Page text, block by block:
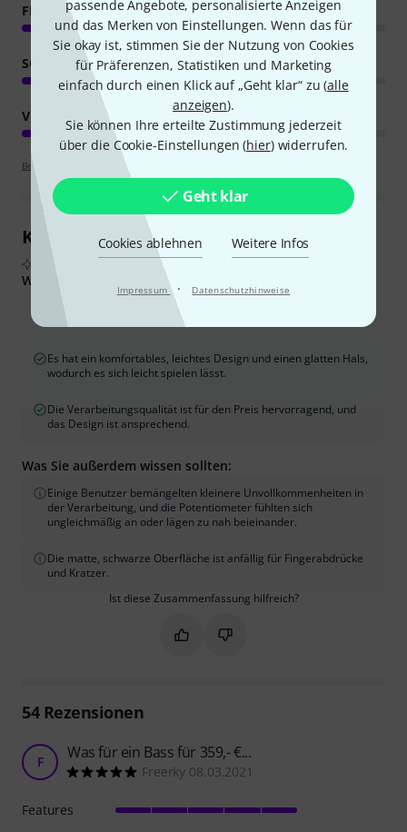
passende Angebote, personalisierte Anzeigen
und das Merken von Einstellungen. Wenn das für
Sie okay ist, stimmen Sie der Nutzung von Cookies
für Präferenzen, Statistiken und Marketing
einfach durch einen Klick auf „Geht klar“ zu (alle
anzeigen).
Sie können Ihre erteilte Zustimmung jederzeit
über die Cookie-Einstellungen (hier) widerrufen.
Geht klar
Cookies ablehnen Weitere Infos
Impressum · Datenschutzhinweise
FEATURES
SOUND
VERARBEITUNG
Bewertungsrichtlinien
Kundenrezensionen im Überblick
Aus echten Käuferbewertungen, zusammengefasst durch KI
Was Käufern gefiel:
Der Bass bietet einen vielseitigen und kraftvollen Klang,
insbesondere dank seiner aktiven Elektronik.
Es hat ein komfortables, leichtes Design und einen glatten Hals,
wodurch es sich leicht spielen lässt.
Die Verarbeitungsqualität ist für den Preis hervorragend, und
das Design ist ansprechend.
Was Sie außerdem wissen sollten:
Einige Benutzer bemängelten kleinere Unvollkommenheiten in
der Verarbeitung, und die Potentiometer fühlten sich
ungleichmäßig an oder lägen zu nah beieinander.
Die matte, schwarze Oberfläche ist anfällig für Fingerabdrücke
und Kratzer.
Ist diese Zusammenfassung hilfreich?
Markieren Sie diese
Markieren Sie diese
54Rezensionen
F Was für ein Bass für 359,- €...
Freerky 08.03.2021
Features